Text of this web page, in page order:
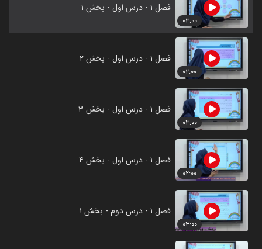
۰۳:۰۰
فصل ۱ - درس اول - بخش ۱
۰۲:۰۰
فصل ۱ - درس اول - بخش ۲
۰۳:۰۰
فصل ۱ - درس اول - بخش ۳
۰۲:۰۰
فصل ۱ - درس اول - بخش ۴
۰۳:۰۰
فصل ۱ - درس دوم - بخش ۱